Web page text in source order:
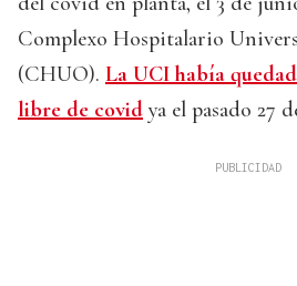
Complexo Hospitalario
(CHUO). La UCI había
libre de covid ya el pasado 27